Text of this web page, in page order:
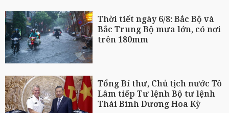
Thời tiết ngày 6/8: Bắc Bộ và
Bắc Trung Bộ mưa lớn, có nơi
trên 180mm
Tổng Bí thư, Chủ tịch nước Tô
Lâm tiếp Tư lệnh Bộ tư lệnh
Thái Bình Dương Hoa Kỳ